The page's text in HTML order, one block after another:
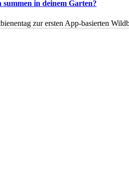
in deinem Garten?
zur ersten App-basierten